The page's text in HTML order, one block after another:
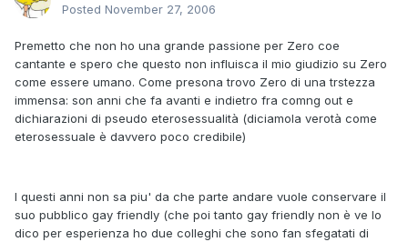
Posted November 27, 2006
Premetto che non ho una grande passione per Zero coe
cantante e spero che questo non influisca il mio giudizio su Zero
come essere umano. Come presona trovo Zero di una trstezza
immensa: son anni che fa avanti e indietro fra comng out e
dichiarazioni di pseudo eterosessualità (diciamola verotà come
eterosessuale è davvero poco credibile)
I questi anni non sa piu' da che parte andare vuole conservare il
suo pubblico gay friendly (che poi tanto gay friendly non è ve lo
dico per esperienza ho due colleghi che sono fan sfegatati di